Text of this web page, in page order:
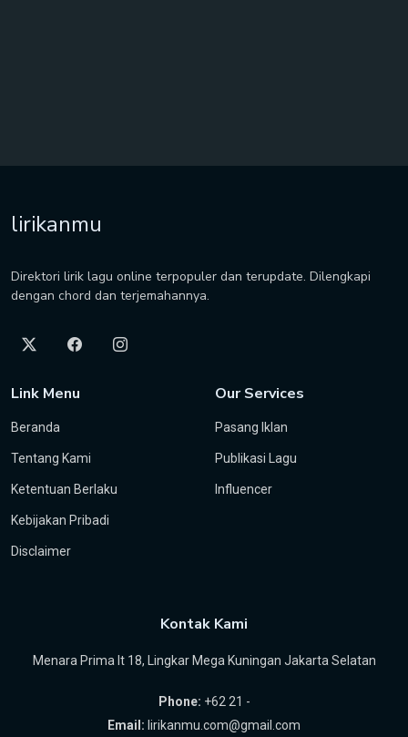
lirikanmu
Direktori lirik lagu online terpopuler dan terupdate. Dilengkapi
dengan chord dan terjemahannya.
Link Menu
Beranda
Tentang Kami
Ketentuan Berlaku
Kebijakan Pribadi
Disclaimer
Our Services
Pasang Iklan
Publikasi Lagu
Influencer
Kontak Kami
Menara Prima lt 18, Lingkar Mega Kuningan Jakarta Selatan
Phone: +62 21 -
Email: lirikanmu.com@gmail.com